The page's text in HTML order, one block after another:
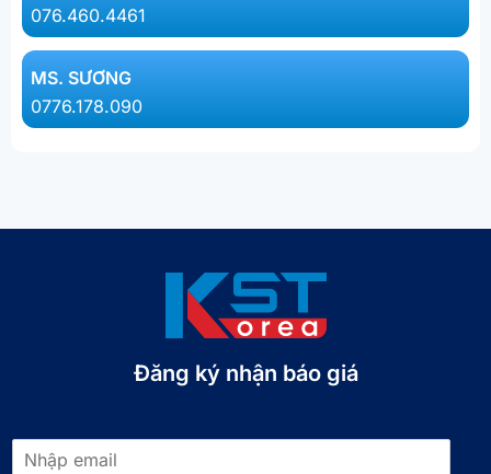
076.460.4461
MS. SƯƠNG
0776.178.090
Đăng ký nhận báo giá​